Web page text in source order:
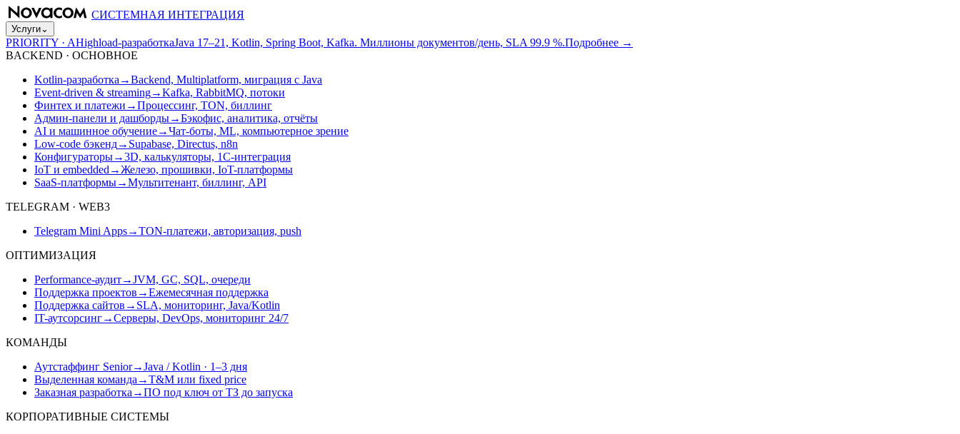
СИСТЕМНАЯ ИНТЕГРАЦИЯ
Услуги⌄
PRIORITY · AHighload-разработкаJava 17–21, Kotlin, Spring Boot, Kafka. Миллионы документов/день, SLA 99.9 %.Подробнее →
BACKEND · ОСНОВНОЕ
Kotlin-разработка →Backend, Multiplatform, миграция с Java
Event-driven & streaming→Kafka, RabbitMQ, потоки
Финтех и платежи →Процессинг, TON, биллинг
Админ-панели и дашборды→Бэкофис, аналитика, отчёты
AI и машинное обучение→Чат-боты, ML, компьютерное зрение
Low-code бэкенд→ Supabase, Directus, n8n
Конфигураторы→3D, калькуляторы, 1С-интеграция
IoT и embedded →Железо, прошивки, IoT-платформы
SaaS-платформы→Мультитенант, биллинг, API
TELEGRAM · WEB3
Telegram Mini Apps→TON-платежи, авторизация, push
ОПТИМИЗАЦИЯ
Performance-аудит→JVM, GC, SQL, очереди
Поддержка проектов →Ежемесячная поддержка
Поддержка сайтов → SLA, мониторинг, Java/Kotlin
IT-аутсорсинг→Серверы, DevOps, мониторинг 24/7
КОМАНДЫ
Аутстаффинг Senior→Java / Kotlin · 1–3 дня
Выделенная команда →T&M или fixed price
Заказная разработка →ПО под ключ от ТЗ до запуска
КОРПОРАТИВНЫЕ СИСТЕМЫ